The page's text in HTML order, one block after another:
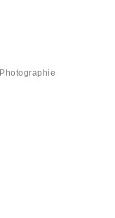
Photographie